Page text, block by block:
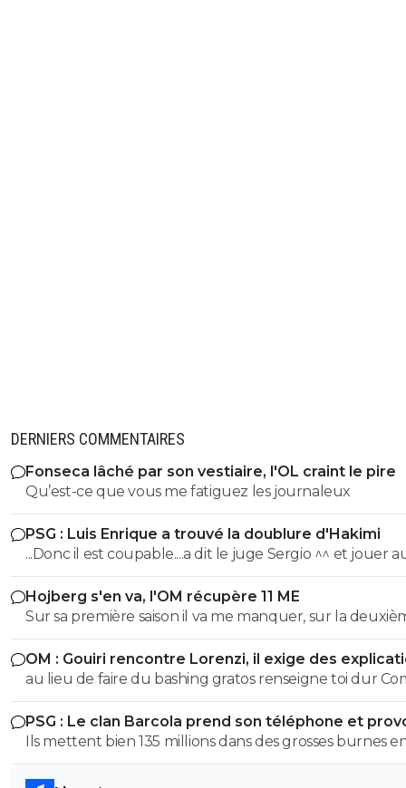
DERNIERS COMMENTAIRES
Fonseca lâché par son vestiaire, l'OL craint le pire
Qu’est-ce que vous me fatiguez les journaleux
PSG : Luis Enrique a trouvé la doublure d'Hakimi
...Donc il est coupable....a dit le juge Sergio ^^ et jouer
n'arrange pas son cas on sait :)
Hojberg s'en va, l'OM récupère 11 ME
Sur sa première saison il va me manquer, sur la
très peu !
OM : Gouiri rencontre Lorenzi, il exige des
au lieu de faire du bashing gratos renseigne toi dur
c'est le nouveau riche oralien ils vont nouer la cL etc
progresse chaque saison
PSG : Le clan Barcola prend son téléphone et
un séisme
Ils mettent bien 135 millions dans des grosses burnes
donc pourquoi le PSG devrait pas faire pareil ?